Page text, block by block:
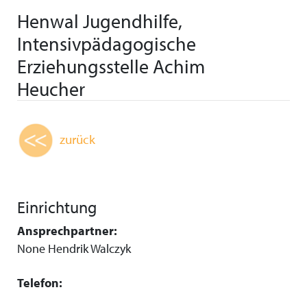
Henwal Jugendhilfe,
Intensivpädagogische
Erziehungsstelle Achim
Heucher
zurück
Einrichtung
Ansprechpartner:
None Hendrik Walczyk
Telefon: